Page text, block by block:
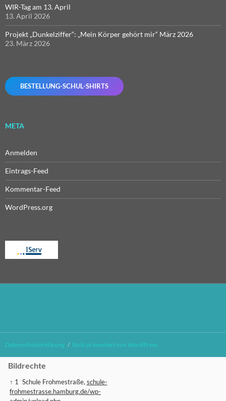
WIR-Tag am 13. April
13. April 2026
Projekt „Dunkelziffer“: „Mein Körper gehört mir“ März 2026
23. März 2026
BESTELLUNG-SCHUL-SHIRTS
META
Anmelden
Eintrags-Feed
Kommentar-Feed
WordPress.org
Datenschutzerklärung Stolz präsentiert von WordPress
Bildrechte
↑ 1 Schule Frohmestraße,schule-
frohmestrasse.hamburg.de/wp-